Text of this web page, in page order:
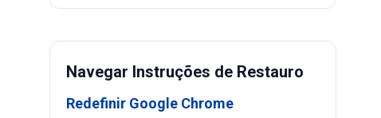
Navegar Instruções de Restauro
Redefinir Google Chrome